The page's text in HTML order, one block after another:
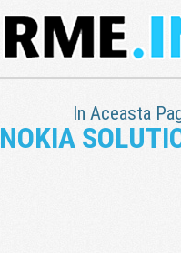
In Aceasta
NOKIA